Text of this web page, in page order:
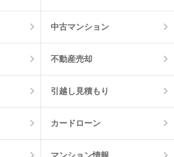
中古マンション
不動産売却
引越し見積もり
カードローン
マンション情報